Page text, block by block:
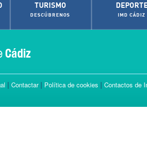
TURISMO
DESCÚBRENOS IMD CÁDIZ
| Contactar| Política de cookies | Contactos de